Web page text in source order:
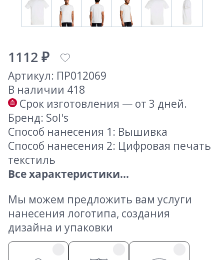
1112 ₽
Артикул: ПР012069
В наличии 418
Срок изготовления — от 3 дней.
Бренд: Sol's
Способ нанесения 1: Вышивка
Способ нанесения 2: Цифровая печать
текстиль
Все характеристики...
Мы можем предложить вам услуги
нанесения логотипа, создания
дизайна и упаковки